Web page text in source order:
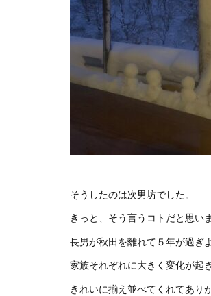
そうしたのは次男坊でした。
きっと、そう言うコトだと思いま
長男が秋田を離れて５年が過ぎ
家族それぞれに大きく変化が起
きれいに揃え並べてくれてありが